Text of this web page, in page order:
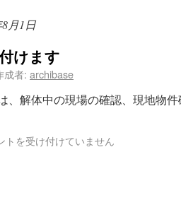
月1日
けます
成者: archibase
、解体中の現場の確認、現地物
トを受け付けていません